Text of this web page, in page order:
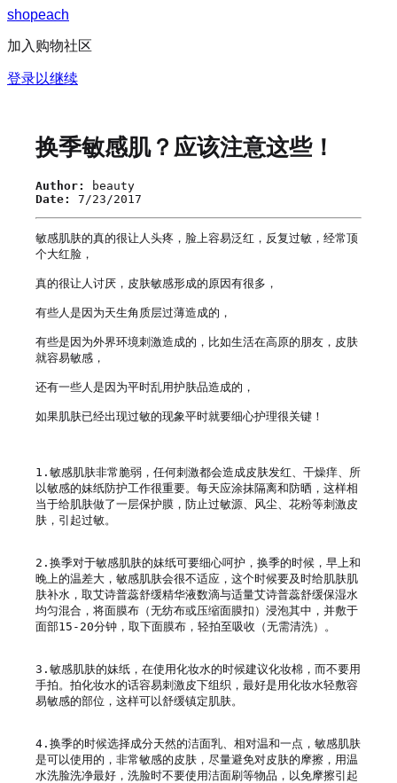
shopeach
加入购物社区
登录以继续
换季敏感肌？应该注意这些！
Author:
beauty
Date:
7/23/2017
敏感肌肤的真的很让人头疼，脸上容易泛红，反复过敏，经常顶
个大红脸，
真的很让人讨厌，皮肤敏感形成的原因有很多，
有些人是因为天生角质层过薄造成的，
有些是因为外界环境刺激造成的，比如生活在高原的朋友，皮肤
就容易敏感，
还有一些人是因为平时乱用护肤品造成的，
如果肌肤已经出现过敏的现象平时就要细心护理很关键！
1.敏感肌肤非常脆弱，任何刺激都会造成皮肤发红、干燥痒、所
以敏感的妹纸防护工作很重要。每天应涂抹隔离和防晒，这样相
当于给肌肤做了一层保护膜，防止过敏源、风尘、花粉等刺激皮
肤，引起过敏。
2.换季对于敏感肌肤的妹纸可要细心呵护，换季的时候，早上和
晚上的温差大，敏感肌肤会很不适应，这个时候要及时给肌肤肌
肤补水，取艾诗普蕊舒缓精华液数滴与适量艾诗普蕊舒缓保湿水
均匀混合，将面膜布（无纺布或压缩面膜扣）浸泡其中，并敷于
面部15-20分钟，取下面膜布，轻拍至吸收（无需清洗）。
3.敏感肌肤的妹纸，在使用化妆水的时候建议化妆棉，而不要用
手拍。拍化妆水的话容易刺激皮下组织，最好是用化妆水轻敷容
易敏感的部位，这样可以舒缓镇定肌肤。
4.换季的时候选择成分天然的洁面乳、相对温和一点，敏感肌肤
是可以使用的，非常敏感的皮肤，尽量避免对皮肤的摩擦，用温
水洗脸洗净最好，洗脸时不要使用洁面刷等物品，以免摩擦引起